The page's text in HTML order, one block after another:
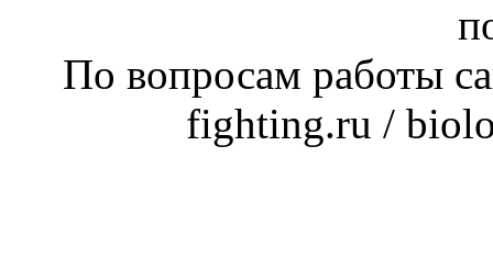
По вопросам работы
fighting.ru /